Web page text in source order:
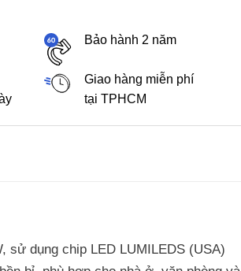
Bảo hành 2 năm
Giao hàng miễn phí
tại TPHCM
sử dụng chip LED LUMILEDS (USA)